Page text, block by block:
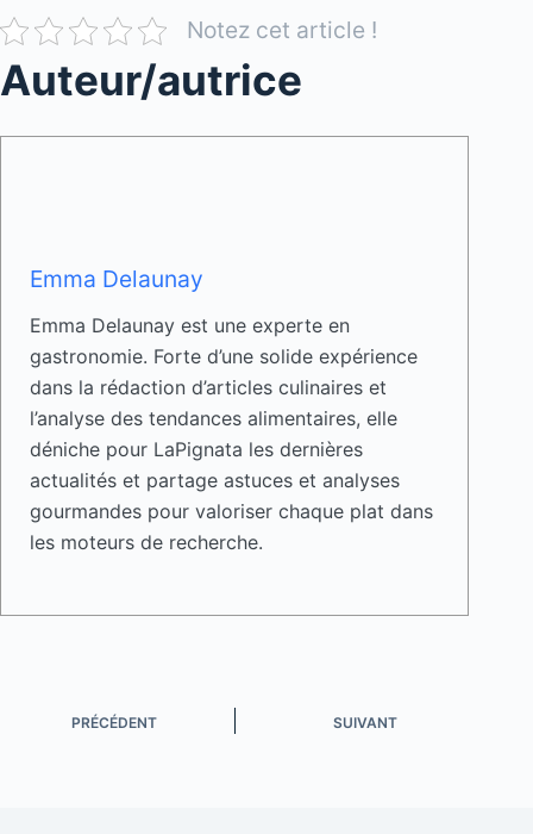
Notez cet article !
Auteur/autrice
Emma Delaunay
Emma Delaunay est une experte en
gastronomie. Forte d’une solide expérience
dans la rédaction d’articles culinaires et
l’analyse des tendances alimentaires, elle
déniche pour LaPignata les dernières
actualités et partage astuces et analyses
gourmandes pour valoriser chaque plat dans
les moteurs de recherche.
PRÉCÉDENT SUIVANT